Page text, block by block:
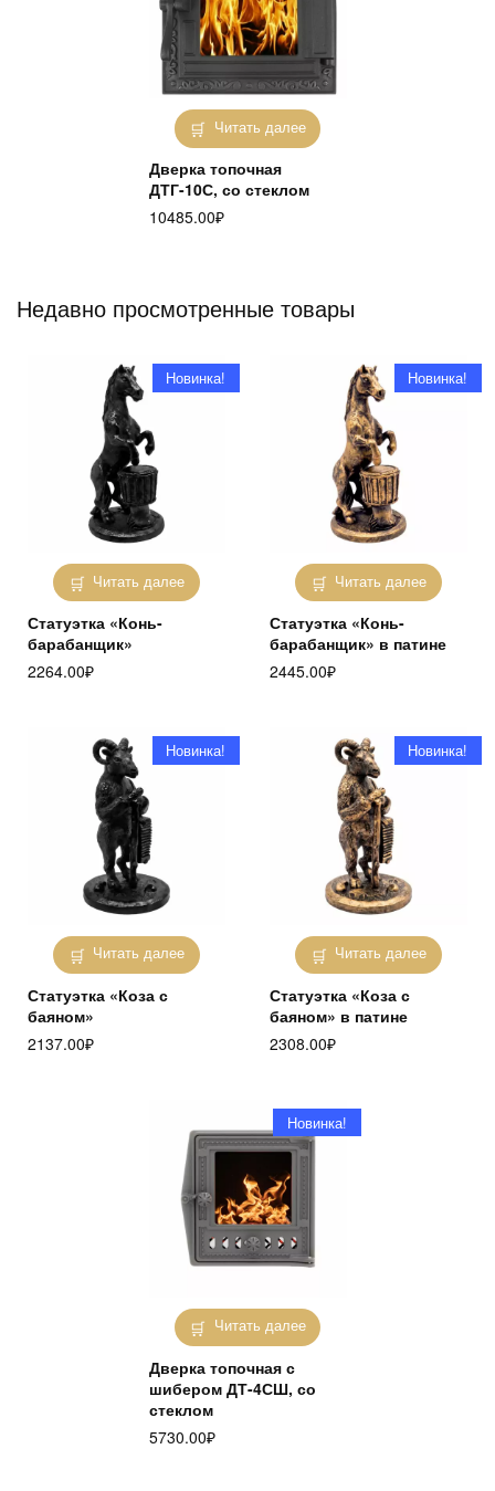
Читать далее
Дверка топочная
ДТГ-10С, со стеклом
10485.00₽
Недавно просмотренные товары
Читать далее
Новинка!
Статуэтка «Конь-
барабанщик»
2264.00₽
Читать далее
Новинка!
Статуэтка «Конь-
барабанщик» в патине
2445.00₽
Читать далее
Новинка!
Статуэтка «Коза с
баяном»
2137.00₽
Читать далее
Новинка!
Статуэтка «Коза с
баяном» в патине
2308.00₽
Читать далее
Новинка!
Дверка топочная с
шибером ДТ-4СШ, со
стеклом
5730.00₽